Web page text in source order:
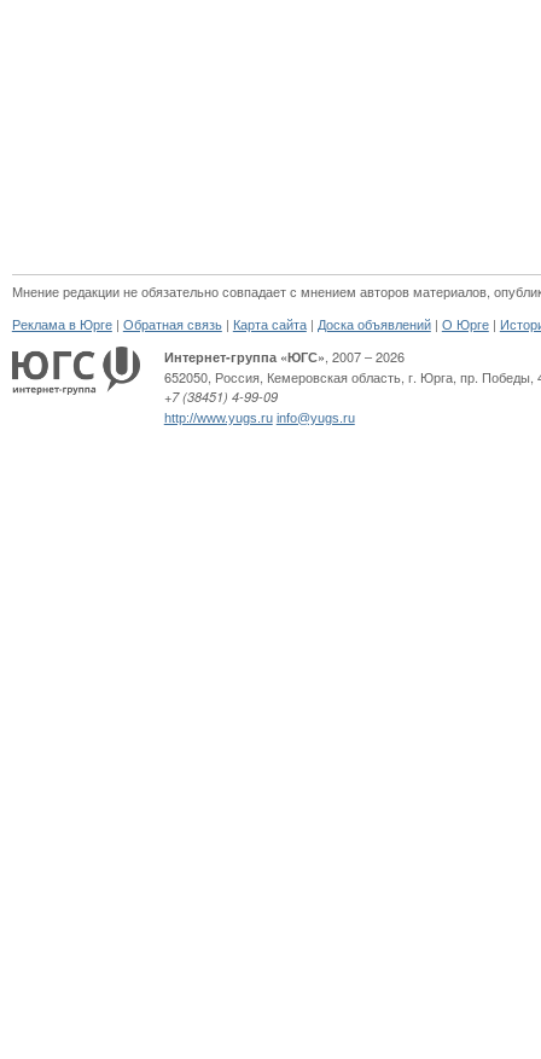
Мнение редакции не обязательно совпадает с мнением авторов материалов,
Реклама в Юрге| Обратная связь| Карта сайта| Доска объявлений| О Юрге|
Интернет-группа «ЮГС» , 2007 – 2026
652050, Россия, Кемеровская область, г. Юрга, пр. Победы,
+7 (38451) 4-99-09
http://www.yugs.ru info@yugs.ru